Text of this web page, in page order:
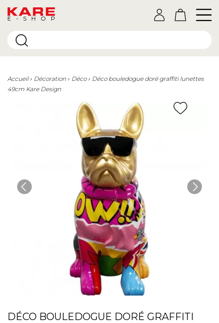
E-SHOP
Accueil Décoration Déco
Déco bouledogue doré graffiti lunettes
49cm Kare Design
DÉCO BOULEDOGUE DORÉ GRAFFITI